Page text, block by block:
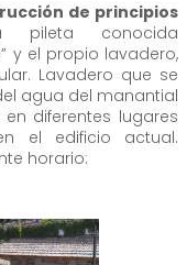
de principios
conocida
y el propio lavadero,
Lavadero que se
agua del manantial
diferentes lugares
el edificio actual.
horario: